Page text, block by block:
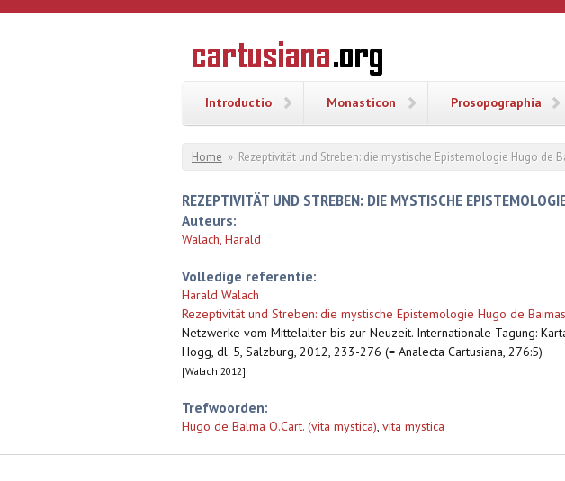
Overslaan en naar de inhoud gaan
CARTUSIANA
Geschiedenis
van de
Introductio Monasticon Prosopographia
U bent hier
Home » Rezeptivität und Streben: die mystische Epistemologie Hugo de
REZEPTIVITÄT UND STREBEN: DIE MYSTISCHE
Auteurs:
Walach, Harald
Volledige referentie:
Harald Walach
Rezeptivität und Streben: die mystische Epistemologie Hugo de Baimas
Netzwerke vom Mittelalter bis zur Neuzeit. Internationale Tagung:
Hogg, dl. 5, Salzburg, 2012, 233-276 (= Analecta Cartusiana, 276:5)
[Walach 2012]
Trefwoorden:
Hugo de Balma O.Cart. (vita mystica), vita mystica